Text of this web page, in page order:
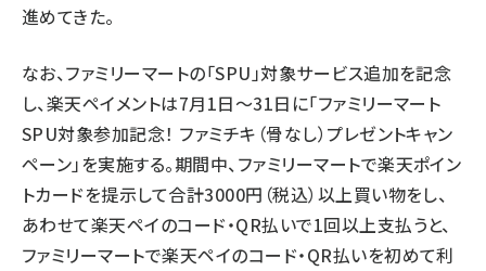
進めてきた。
なお、ファミリーマートの「SPU」対象サービス追加を記念
し、楽天ペイメントは7月1日〜31日に「ファミリーマート
SPU対象参加記念！ ファミチキ（骨なし）プレゼントキャン
ペーン」を実施する。期間中、ファミリーマートで楽天ポイン
トカードを提示して合計3000円（税込）以上買い物をし、
あわせて楽天ペイのコード・QR払いで1回以上支払うと、
ファミリーマートで楽天ペイのコード・QR払いを初めて利